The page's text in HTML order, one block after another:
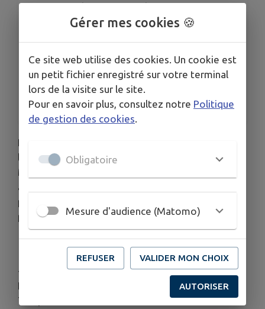
Du mar. 11 août au sam. 15 août
Du mar. 18 août au sam. 22 août
Du mar. 1 sept. au sam. 5 sept.
HORAIRES
Selon les horaires d'ouverture de la médiathèque
TARIFS
Gratuit
Présentée dans le cadre de la FEW 2026,
l’exposition Phoenix met en lumière le travail de
Mai Tabakian. Ses sculptures et œuvres picturales,
aux couleurs acidulées et aux formes hybrides,
proposent une expérience esthétique onirique et
profondément sensorielle.
--
Informations complémentaires:
Téléphone : 03 89 75 40 26
Gérer mes cookies 🍪
Ce site web utilise des cookies. Un cookie est
un petit fichier enregistré sur votre terminal
lors de la visite sur le site.
Pour en savoir plus, consultez notre Politique
de gestion des cookies.
Obligatoire
Mesure d'audience (Matomo)
REFUSER VALIDER MON CHOIX
AUTORISER